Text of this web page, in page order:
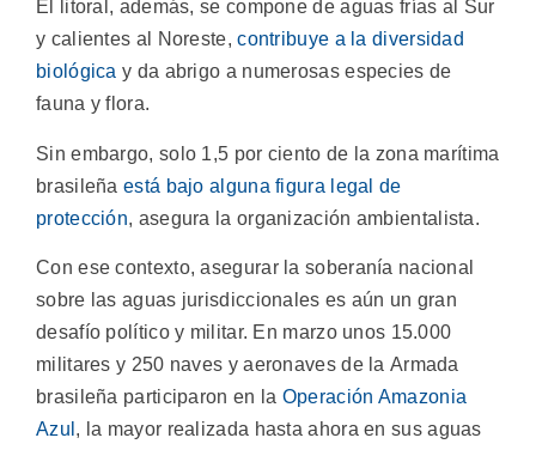
El litoral, además, se compone de aguas frías al Sur
y calientes al Noreste,contribuye a la diversidad
biológica y da abrigo a numerosas especies de
fauna y flora.
Sin embargo, solo 1,5 por ciento de la zona marítima
brasileña está bajo alguna figura legal de
protección, asegura la organización ambientalista.
Con ese contexto, asegurar la soberanía nacional
sobre las aguas jurisdiccionales es aún un gran
desafío político y militar. En marzo unos 15.000
militares y 250 naves y aeronaves de la Armada
brasileña participaron en la Operación Amazonia
Azul , la mayor realizada hasta ahora en sus aguas